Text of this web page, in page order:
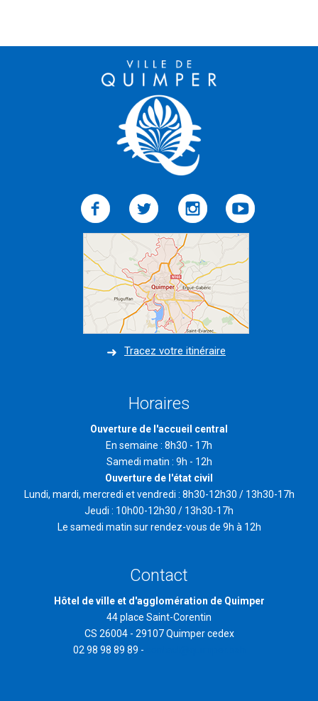
Tracez votre itinéraire
Horaires
Ouverture de l'accueil central
En semaine : 8h30 - 17h
Samedi matin : 9h - 12h
Ouverture de l'état civil
Lundi, mardi, mercredi et vendredi : 8h30-12h30 / 13h30-17h
Jeudi : 10h00-12h30 / 13h30-17h
Le samedi matin sur rendez-vous de 9h à 12h
Contact
Hôtel de ville et d'agglomération de Quimper
44 place Saint-Corentin
CS 26004 - 29107 Quimper cedex
02 98 98 89 89 -